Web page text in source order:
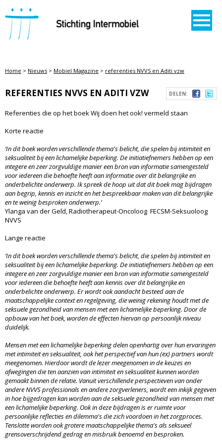
STICHTING INTERMOBIEL
Home > Nieuws > Mobiel Magazine > referenties NVVS en Aditi vzw
DELEN:
REFERENTIES NVVS EN ADITI VZW
Referenties die op het boek Wij doen het ook! vermeld staan
Korte reactie
‘In dit boek worden verschillende thema's belicht, die spelen bij intimiteit en
seksualiteit bij een lichamelijke beperking. De initiatiefnemers hebben op een
integere en zeer zorgvuldige manier een bron van informatie samengesteld
voor iedereen die behoefte heeft aan informatie over dit belangrijke en
onderbelichte onderwerp. Ik spreek de hoop uit dat dit boek mag bijdragen
aan begrip, kennis en inzicht en het bespreekbaar maken van dit belangrijke
en te weinig besproken onderwerp.’
Ylanga van der Geld, Radiotherapeut-Oncoloog FECSM-Seksuoloog
NVVS
Lange reactie
‘In dit boek worden verschillende thema's belicht, die spelen bij intimiteit en
seksualiteit bij een lichamelijke beperking. De initiatiefnemers hebben op een
integere en zeer zorgvuldige manier een bron van informatie samengesteld
voor iedereen die behoefte heeft aan kennis over dit belangrijke en
onderbelichte onderwerp. Er wordt ook aandacht besteed aan de
maatschappelijke context en regelgeving, die weinig rekening houdt met de
seksuele gezondheid van mensen met een lichamelijke beperking. Door de
opbouw van het boek, worden de effecten hiervan op persoonlijk niveau
duidelijk.
Mensen met een lichamelijke beperking delen openhartig over hun ervaringen
met intimiteit en seksualiteit, ook het perspectief van hun (ex) partners wordt
meegenomen. Hierdoor wordt de lezer meegenomen in de keuzes en
afwegingen die ten aanzien van intimiteit en seksualiteit kunnen worden
gemaakt binnen de relatie. Vanuit verschillende perspectieven van onder
andere NVVS professionals en andere zorgverleners, wordt een inkijk gegeven
in hoe bijgedragen kan worden aan de seksuele gezondheid van mensen met
een lichamelijke beperking. Ook in deze bijdragen is er ruimte voor
persoonlijke reflecties en dilemma's die zich voordoen in het zorgproces.
Tenslotte worden ook grotere maatschappelijke thema's als seksueel
grensoverschrijdend gedrag en misbruik benoemd en besproken.